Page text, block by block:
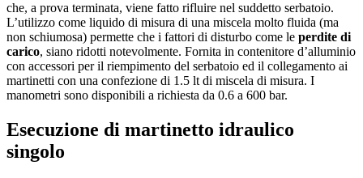
che, a prova terminata, viene fatto rifluire nel suddetto serbatoio.
L’utilizzo come liquido di misura di una miscela molto fluida (ma
non schiumosa) permette che i fattori di disturbo come le perdite di
carico, siano ridotti notevolmente. Fornita in contenitore d’alluminio
con accessori per il riempimento del serbatoio ed il collegamento ai
martinetti con una confezione di 1.5 lt di miscela di misura. I
manometri sono disponibili a richiesta da 0.6 a 600 bar.
Esecuzione di martinetto idraulico
singolo